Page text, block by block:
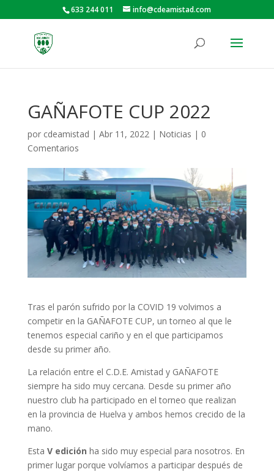
633 244 011 info@cdeamistad.com
GAÑAFOTE CUP 2022
por cdeamistad | Abr 11, 2022| Noticias | 0
Comentarios
Tras el parón sufrido por la COVID 19 volvimos a
competir en la GAÑAFOTE CUP, un torneo al que le
tenemos especial cariño y en el que participamos
desde su primer año.
La relación entre el C.D.E. Amistad y GAÑAFOTE
siempre ha sido muy cercana. Desde su primer año
nuestro club ha participado en el torneo que realizan
en la provincia de Huelva y ambos hemos crecido de la
mano.
Esta V edición ha sido muy especial para nosotros. En
primer lugar porque volvíamos a participar después de